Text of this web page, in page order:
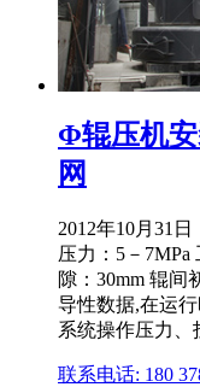
Φ辊压机安
网
2012年10月31
压力：5－7MPa
隙：30mm 辊间
导性数据,在运
系统操作压力、
联系电话: 180